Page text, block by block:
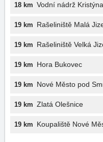
18 km Vodní nádrž Kristýna
19 km Rašeliniště Malá
19 km Rašeliniště Velká
19 km Hora Bukovec
19 km Nové Město pod
19 km Zlatá Olešnice
19 km Koupaliště Nové